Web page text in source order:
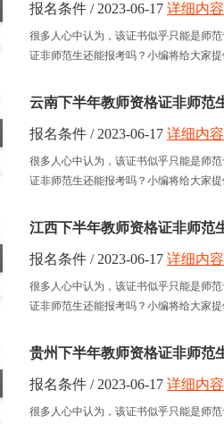
报名条件 / 2023-06-17
很多人心中认为，该证书似乎只能是师
证非师范生还能报考吗？小编将给大家提
详细内
云南下半年教师资格证非师范
报名条件 / 2023-06-17
很多人心中认为，该证书似乎只能是师
证非师范生还能报考吗？小编将给大家提
详细内
江西下半年教师资格证非师范
报名条件 / 2023-06-17
很多人心中认为，该证书似乎只能是师
证非师范生还能报考吗？小编将给大家提
详细内
贵州下半年教师资格证非师范
报名条件 / 2023-06-17
很多人心中认为，该证书似乎只能是师
详细内